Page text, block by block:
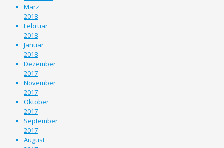
März
2018
Februar
2018
Januar
2018
Dezember
2017
November
2017
Oktober
2017
September
2017
August